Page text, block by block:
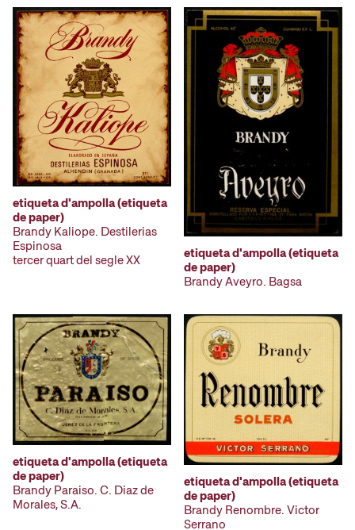
etiqueta d'ampolla (etiqueta
de paper)
Brandy Kaliope. Destilerias
Espinosa
tercer quart del segle XX
etiqueta d'ampolla (etiqueta
de paper)
Brandy Aveyro. Bagsa
etiqueta d'ampolla (etiqueta
de paper)
Brandy Paraiso. C. Diaz de
Morales, S.A.
etiqueta d'ampolla (etiqueta
de paper)
Brandy Renombre. Victor
Serrano